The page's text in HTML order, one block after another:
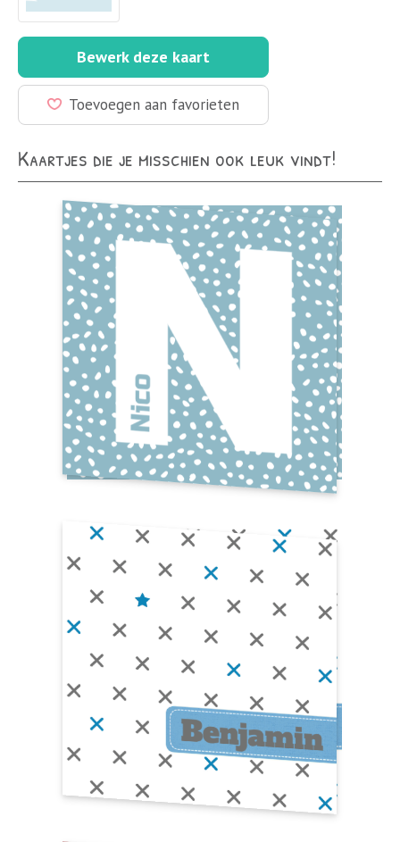
Bewerk deze kaart
Toevoegen aan favorieten
Kaartjes die je misschien ook leuk vindt!